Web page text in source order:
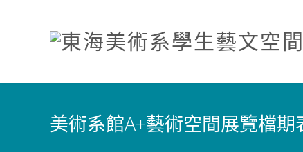
美術系館A+藝術空間展覽檔